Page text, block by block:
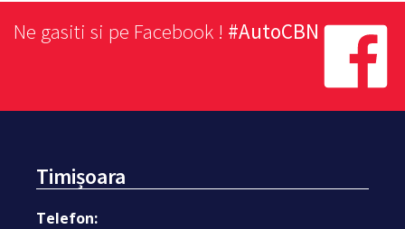
Ne gasiti si pe Facebook ! #AutoCBN
Timișoara
Telefon: